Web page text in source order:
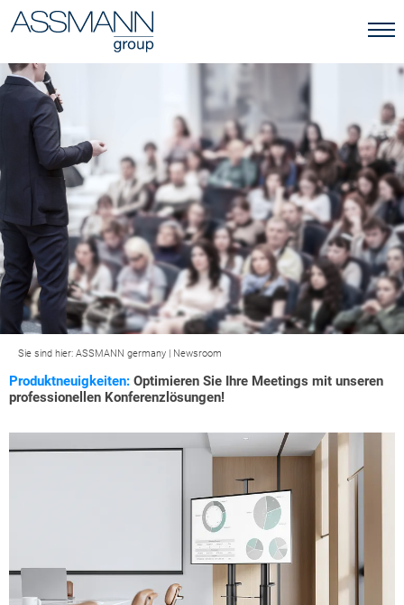
Sie sind hier: ASSMANN germany | Newsroom
Produktneuigkeiten: Optimieren Sie Ihre Meetings mit unseren
professionellen Konferenzlösungen!